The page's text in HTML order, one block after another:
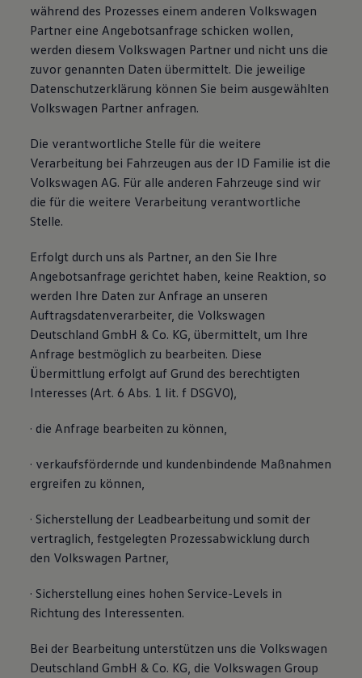
während des Prozesses einem anderen Volkswagen
Partner eine Angebotsanfrage schicken wollen,
werden diesem Volkswagen Partner und nicht uns die
zuvor genannten Daten übermittelt. Die jeweilige
Datenschutzerklärung können Sie beim ausgewählten
Volkswagen Partner anfragen.
Die verantwortliche Stelle für die weitere
Verarbeitung bei Fahrzeugen aus der ID Familie ist die
Volkswagen AG. Für alle anderen Fahrzeuge sind wir
die für die weitere Verarbeitung verantwortliche
Stelle.
Erfolgt durch uns als Partner, an den Sie Ihre
Angebotsanfrage gerichtet haben, keine Reaktion, so
werden Ihre Daten zur Anfrage an unseren
Auftragsdatenverarbeiter, die Volkswagen
Deutschland GmbH & Co. KG, übermittelt, um Ihre
Anfrage bestmöglich zu bearbeiten. Diese
Übermittlung erfolgt auf Grund des berechtigten
Interesses (Art. 6 Abs. 1 lit. f DSGVO),
· die Anfrage bearbeiten zu können,
· verkaufsfördernde und kundenbindende Maßnahmen
ergreifen zu können,
· Sicherstellung der Leadbearbeitung und somit der
vertraglich, festgelegten Prozessabwicklung durch
den Volkswagen Partner,
· Sicherstellung eines hohen Service-Levels in
Richtung des Interessenten.
Bei der Bearbeitung unterstützen uns die Volkswagen
Deutschland GmbH & Co. KG, die Volkswagen Group